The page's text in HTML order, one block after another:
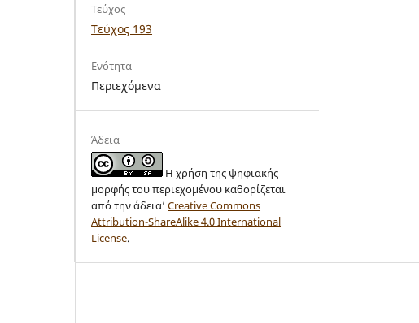
Τεύχος
Τεύχος 193
Ενότητα
Περιεχόμενα
Άδεια
Η χρήση της ψηφιακής
μορφής του περιεχομένου καθορίζεται
από την άδεια’Creative Commons
Attribution-ShareAlike 4.0 International
License.